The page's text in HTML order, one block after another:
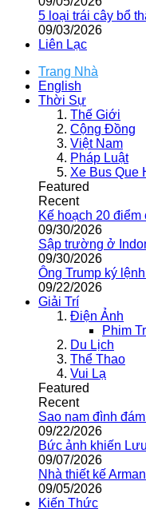
5 loại trái cây bổ
09/03/2026
Liên Lạc
Trang Nhà
English
Thời Sự
Thế Giới
Cộng Đồng
Việt Nam
Pháp Luật
Xe Bus Que
Featured
Recent
Kế hoạch 20
09/30/2026
Sập trường ở
09/30/2026
Ông Trump ký
09/22/2026
Giải Trí
Điện Ảnh
Phim
Du Lịch
Thể Thao
Vui Lạ
Featured
Recent
Sao nam đình
09/22/2026
Bức ảnh khiến
09/07/2026
Nhà thiết kế
09/05/2026
Kiến Thức